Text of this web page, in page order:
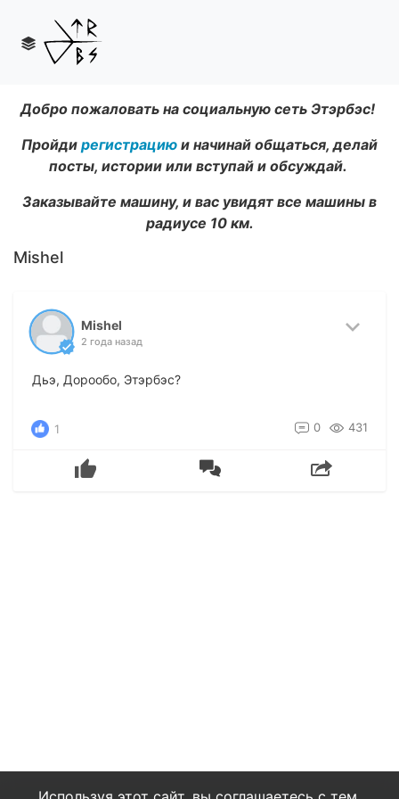
Добро пожаловать на социальную сеть Этэрбэс!
Пройди регистрацию и начинай общаться, делай
посты, истории или вступай и обсуждай.
Заказывайте машину, и вас увидят все машины в
радиусе 10 км.
Mishel
Mishel
2 года назад
Дьэ, Дорообо, Этэрбэс?
1 0 431